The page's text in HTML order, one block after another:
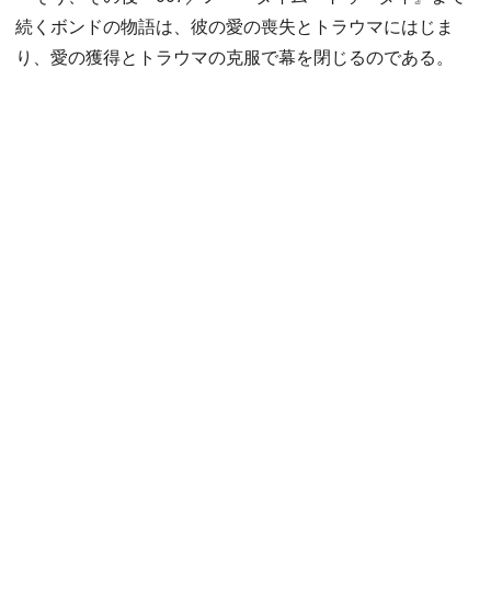
続くボンドの物語は、彼の愛の喪失とトラウマにはじま
り、愛の獲得とトラウマの克服で幕を閉じるのである。